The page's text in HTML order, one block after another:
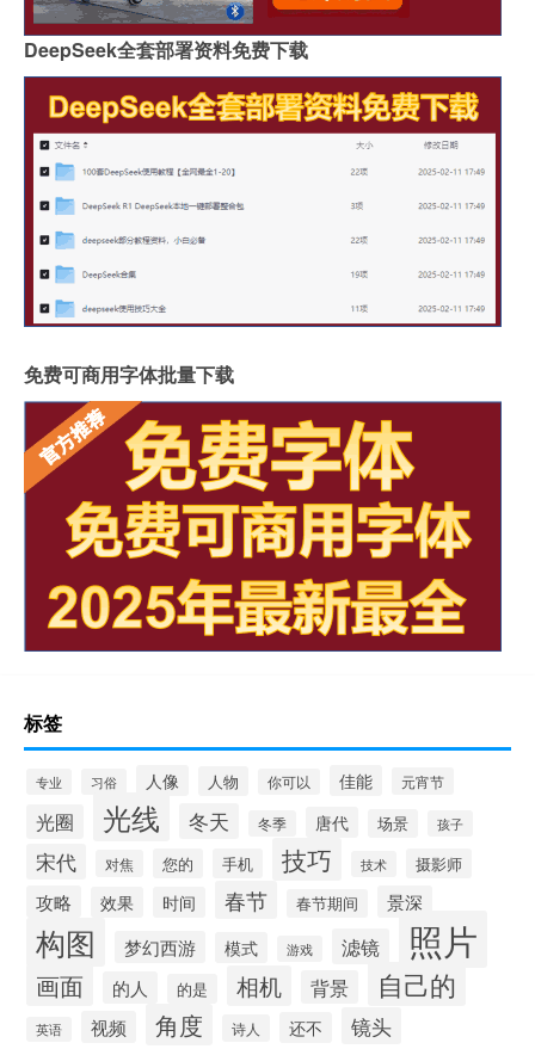
DeepSeek全套部署资料免费下载
免费可商用字体批量下载
标签
专业 习俗 人像 人物 你可以 佳能 元宵节
光圈 光线 冬天 冬季 唐代 场景 孩子
宋代 对焦 您的 手机 技巧 技术 摄影师
攻略 效果 时间 春节 春节期间 景深
构图 梦幻西游 模式 游戏 滤镜 照片
画面 的人 的是 相机 背景 自己的
英语 视频 角度 诗人 还不 镜头